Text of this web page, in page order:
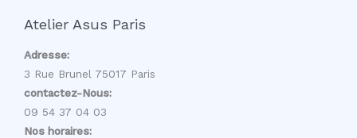
Atelier Asus Paris
Adresse:
3 Rue Brunel 75017 Paris
contactez-Nous:
09 54 37 04 03
Nos horaires: